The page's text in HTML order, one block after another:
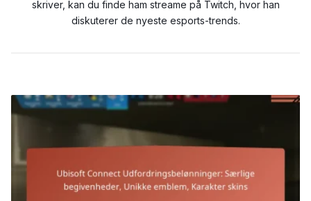
skriver, kan du finde ham streame på Twitch, hvor han
diskuterer de nyeste esports-trends.